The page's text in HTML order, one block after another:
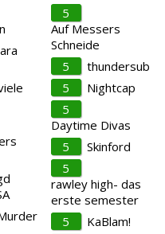
5
Auf Messers
Schneide
5
thundersub
5
Nightcap
5
Daytime Divas
5
Skinford
5
rawley high- das
erste semester
5
KaBlam!